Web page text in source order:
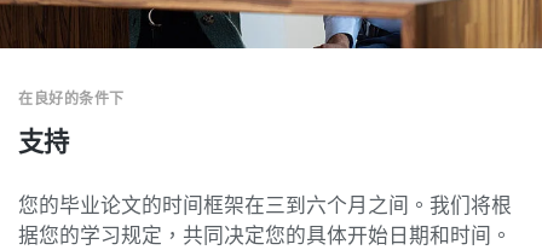
支持
在良好的条件下
您的毕业论文的时间框架在三到六个月之间。我们将根
据您的学习规定，共同决定您的具体开始日期和时间。